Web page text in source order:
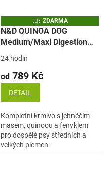
Z
D
A
R
ZDARMA
N&D QUINOA DOG
Medium/Maxi Digestion
Lamb & Fennel (jehně)
24 hodin
od 789 Kč
DETAIL
Kompletní krmivo s jehněčím
masem, quinoou a fenyklem
pro dospělé psy středních a
velkých plemen.